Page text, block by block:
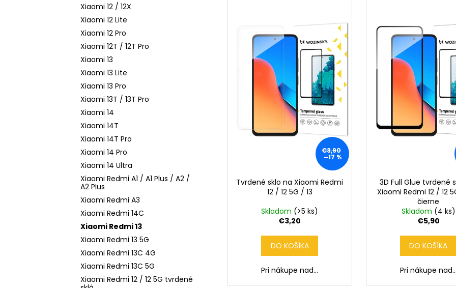
Xiaomi 12 / 12X
Xiaomi 12 Lite
Xiaomi 12 Pro
Xiaomi 12T / 12T Pro
Xiaomi 13
Xiaomi 13 Lite
Xiaomi 13 Pro
Xiaomi 13T / 13T Pro
Xiaomi 14
Xiaomi 14T
Xiaomi 14T Pro
Xiaomi 14 Pro
Xiaomi 14 Ultra
Xiaomi Redmi A1 / A1 Plus / A2 /
A2 Plus
Xiaomi Redmi A3
Xiaomi Redmi 14C
Xiaomi Redmi 13
Xiaomi Redmi 13 5G
Xiaomi Redmi 13C 4G
Xiaomi Redmi 13C 5G
Xiaomi Redmi 12 / 12 5G tvrdené
€3,90
–17 %
Tvrdené sklo na Xiaomi Redmi
12 / 12 5G / 13
Skladom (>5 ks)
€3,20
DO KOŠÍKA
Pri nákupe nad...
3D Full Glue tvrdené
Xiaomi Redmi 12 / 12
čierne
Skladom (4 ks)
€5,90
DO KOŠÍKA
Pri nákupe nad...